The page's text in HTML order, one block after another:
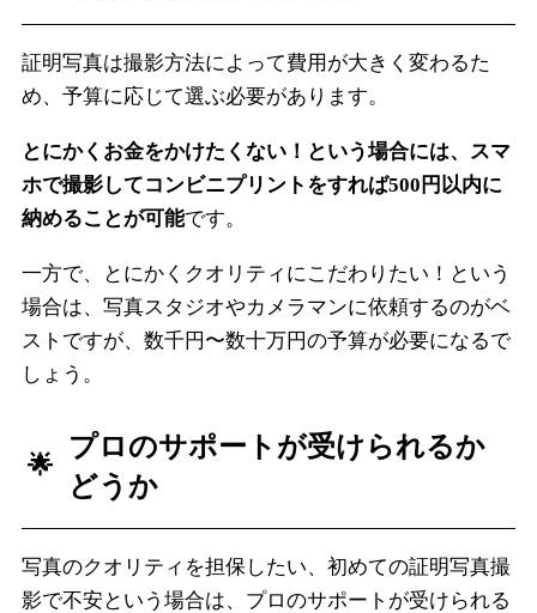
証明写真は撮影方法によって費用が大きく変わるた
め、予算に応じて選ぶ必要があります。
とにかくお金をかけたくない！という場合には、スマ
ホで撮影してコンビニプリントをすれば500円以内に
納めることが可能です。
一方で、とにかくクオリティにこだわりたい！という
場合は、写真スタジオやカメラマンに依頼するのがベ
ストですが、数千円〜数十万円の予算が必要になるで
しょう。
プロのサポートが受けられるか
どうか
写真のクオリティを担保したい、初めての証明写真撮
影で不安という場合は、プロのサポートが受けられる